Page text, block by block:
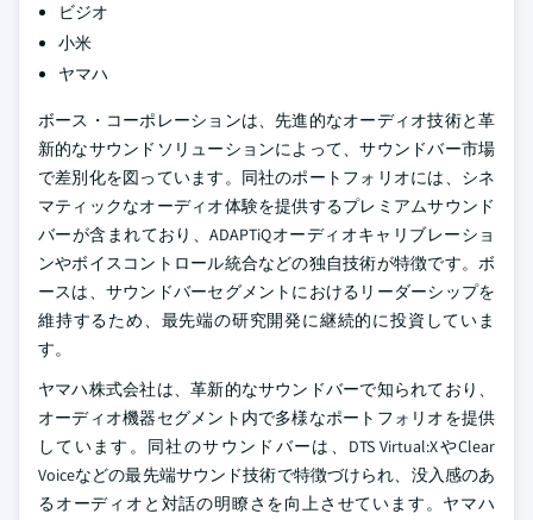
ビジオ
小米
ヤマハ
ボース・コーポレーションは、先進的なオーディオ技術と革
新的なサウンドソリューションによって、サウンドバー市場
で差別化を図っています。同社のポートフォリオには、シネ
マティックなオーディオ体験を提供するプレミアムサウンド
バーが含まれており、ADAPTiQオーディオキャリブレーショ
ンやボイスコントロール統合などの独自技術が特徴です。ボ
ースは、サウンドバーセグメントにおけるリーダーシップを
維持するため、最先端の研究開発に継続的に投資していま
す。
ヤマハ株式会社は、革新的なサウンドバーで知られており、
オーディオ機器セグメント内で多様なポートフォリオを提供
しています。同社のサウンドバーは、DTS Virtual:XやClear
Voiceなどの最先端サウンド技術で特徴づけられ、没入感のあ
るオーディオと対話の明瞭さを向上させています。ヤマハ